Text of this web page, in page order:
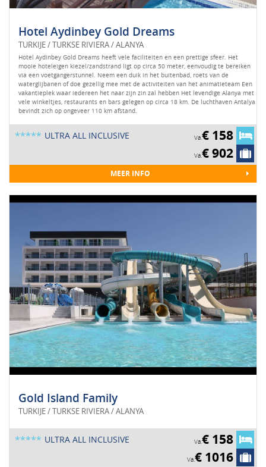
Hotel Aydinbey Gold Dreams
TURKIJE / TURKSE RIVIERA / ALANYA
Hotel Aydinbey Gold Dreams heeft vele faciliteiten en een prettige sfeer. Het
mooie hoteleigen kiezel/zandstrand ligt op circa 50 meter, eenvoudig te bereiken
via een voetgangerstunnel. Neem een duik in het buitenbad, roets van de
waterglijbanen of doe gezellig mee met de activiteiten van het animatieteam Een
vakantieplek waar iedereen het naar zijn zin zal hebben Het levendige Alanya met
vele winkeltjes, restaurants en bars gelegen op circa 18 km. De luchthaven Antalya
bevindt zich op ongeveer 110 km afstand.
MEER INFO
ULTRA ALL INCLUSIVE
***** Va.€ 158
Va.€ 902
Gold Island Family
TURKIJE / TURKSE RIVIERA / ALANYA
ULTRA ALL INCLUSIVE
***** Va.€ 158
Va.€ 1016